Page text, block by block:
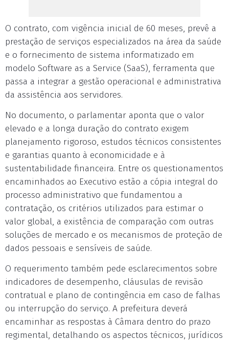
O contrato, com vigência inicial de 60 meses, prevê a
prestação de serviços especializados na área da saúde
e o fornecimento de sistema informatizado em
modelo Software as a Service (SaaS), ferramenta que
passa a integrar a gestão operacional e administrativa
da assistência aos servidores.
No documento, o parlamentar aponta que o valor
elevado e a longa duração do contrato exigem
planejamento rigoroso, estudos técnicos consistentes
e garantias quanto à economicidade e à
sustentabilidade financeira. Entre os questionamentos
encaminhados ao Executivo estão a cópia integral do
processo administrativo que fundamentou a
contratação, os critérios utilizados para estimar o
valor global, a existência de comparação com outras
soluções de mercado e os mecanismos de proteção de
dados pessoais e sensíveis de saúde.
O requerimento também pede esclarecimentos sobre
indicadores de desempenho, cláusulas de revisão
contratual e plano de contingência em caso de falhas
ou interrupção do serviço. A prefeitura deverá
encaminhar as respostas à Câmara dentro do prazo
regimental, detalhando os aspectos técnicos, jurídicos